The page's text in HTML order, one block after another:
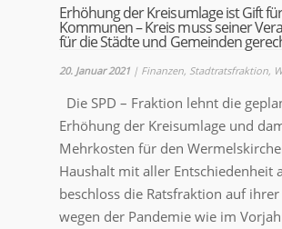
Erhöhung der Kreisumlage ist Gift
Kommunen – Kreis muss seiner
für die Städte und Gemeinden
20. Januar 2021| Finanzen, Stadtratsfraktion,
Die SPD – Fraktion lehnt die
Erhöhung der Kreisumlage und
Mehrkosten für den
Haushalt mit aller Entschiedenheit
beschloss die Ratsfraktion auf
wegen der Pandemie wie im